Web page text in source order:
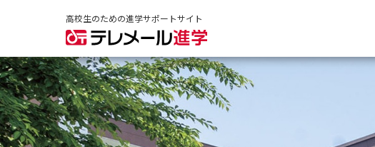
高校生のための進学サポートサイト